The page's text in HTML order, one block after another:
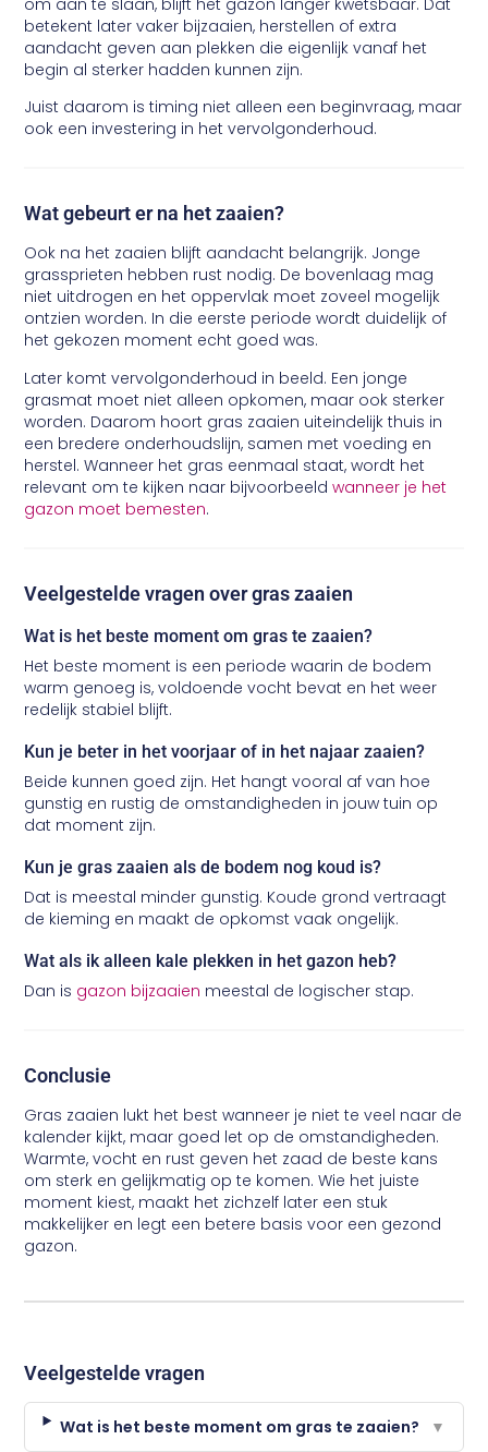
betekent later vaker bijzaaien, herstellen of extra
aandacht geven aan plekken die eigenlijk vanaf het
begin al sterker hadden kunnen zijn.
Juist daarom is timing niet alleen een beginvraag, maar
ook een investering in het vervolgonderhoud.
Wat gebeurt er na het zaaien?
Ook na het zaaien blijft aandacht belangrijk. Jonge
grassprieten hebben rust nodig. De bovenlaag mag
niet uitdrogen en het oppervlak moet zoveel mogelijk
ontzien worden. In die eerste periode wordt duidelijk of
het gekozen moment echt goed was.
Later komt vervolgonderhoud in beeld. Een jonge
grasmat moet niet alleen opkomen, maar ook sterker
worden. Daarom hoort gras zaaien uiteindelijk thuis in
een bredere onderhoudslijn, samen met voeding en
herstel. Wanneer het gras eenmaal staat, wordt het
relevant om te kijken naar bijvoorbeeldwanneer je het
gazon moet bemesten.
Veelgestelde vragen over gras zaaien
Wat is het beste moment om gras te zaaien?
Het beste moment is een periode waarin de bodem
warm genoeg is, voldoende vocht bevat en het weer
redelijk stabiel blijft.
Kun je beter in het voorjaar of in het najaar zaaien?
Beide kunnen goed zijn. Het hangt vooral af van hoe
gunstig en rustig de omstandigheden in jouw tuin op
dat moment zijn.
Kun je gras zaaien als de bodem nog koud is?
Dat is meestal minder gunstig. Koude grond vertraagt
de kieming en maakt de opkomst vaak ongelijk.
Wat als ik alleen kale plekken in het gazon heb?
Dan is gazon bijzaaien meestal de logischer stap.
Conclusie
Gras zaaien lukt het best wanneer je niet te veel naar de
kalender kijkt, maar goed let op de omstandigheden.
Warmte, vocht en rust geven het zaad de beste kans
om sterk en gelijkmatig op te komen. Wie het juiste
moment kiest, maakt het zichzelf later een stuk
makkelijker en legt een betere basis voor een gezond
gazon.
Veelgestelde vragen
Wat is het beste moment om gras te zaaien? ▼